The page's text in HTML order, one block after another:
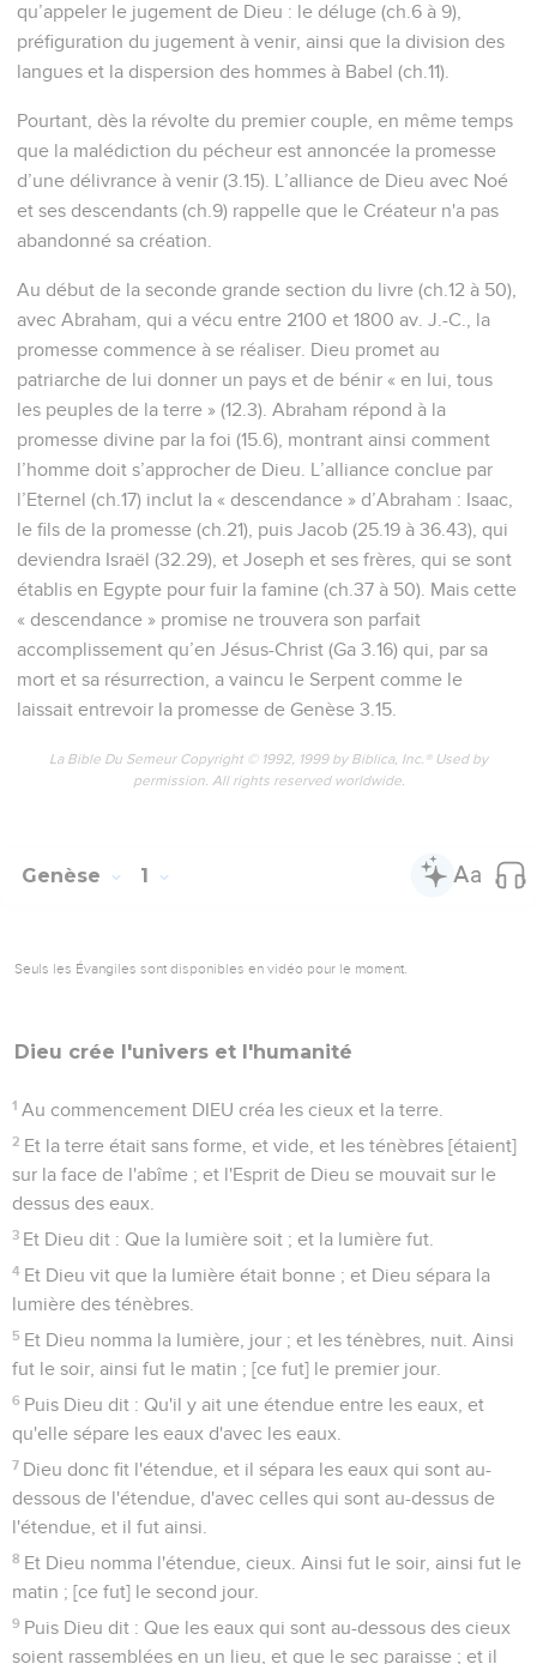
qu’appeler le jugement de Dieu : le déluge (ch.6 à 9),
préfiguration du jugement à venir, ainsi que la division des
langues et la dispersion des hommes à Babel (ch.11).
Pourtant, dès la révolte du premier couple, en même temps
que la malédiction du pécheur est annoncée la promesse
d’une délivrance à venir (3.15). L’alliance de Dieu avec Noé
et ses descendants (ch.9) rappelle que le Créateur n'a pas
abandonné sa création.
Au début de la seconde grande section du livre (ch.12 à 50),
avec Abraham, qui a vécu entre 2100 et 1800 av. J.-C., la
promesse commence à se réaliser. Dieu promet au
patriarche de lui donner un pays et de bénir « en lui, tous
les peuples de la terre » (12.3). Abraham répond à la
promesse divine par la foi (15.6), montrant ainsi comment
l’homme doit s’approcher de Dieu. L’alliance conclue par
l’Eternel (ch.17) inclut la « descendance » d’Abraham : Isaac,
le fils de la promesse (ch.21), puis Jacob (25.19 à 36.43), qui
deviendra Israël (32.29), et Joseph et ses frères, qui se sont
établis en Egypte pour fuir la famine (ch.37 à 50). Mais cette
« descendance » promise ne trouvera son parfait
accomplissement qu’en Jésus-Christ (Ga 3.16) qui, par sa
mort et sa résurrection, a vaincu le Serpent comme le
laissait entrevoir la promesse de Genèse 3.15.
La Bible Du Semeur Copyright © 1992, 1999 by Biblica, Inc.® Used by
permission. All rights reserved worldwide.
Genèse 1
Seuls les Évangiles sont disponibles en vidéo pour le moment.
Dieu crée l'univers et l'humanité
1 Au commencement DIEU créa les cieux et la terre.
2 Et la terre était sans forme, et vide, et les ténèbres [étaient]
sur la face de l'abîme ; et l'Esprit de Dieu se mouvait sur le
dessus des eaux.
3 Et Dieu dit : Que la lumière soit ; et la lumière fut.
4 Et Dieu vit que la lumière était bonne ; et Dieu sépara la
lumière des ténèbres.
5 Et Dieu nomma la lumière, jour ; et les ténèbres, nuit. Ainsi
fut le soir, ainsi fut le matin ; [ce fut] le premier jour.
6 Puis Dieu dit : Qu'il y ait une étendue entre les eaux, et
qu'elle sépare les eaux d'avec les eaux.
7 Dieu donc fit l'étendue, et il sépara les eaux qui sont au-
dessous de l'étendue, d'avec celles qui sont au-dessus de
l'étendue, et il fut ainsi.
8 Et Dieu nomma l'étendue, cieux. Ainsi fut le soir, ainsi fut le
matin ; [ce fut] le second jour.
9 Puis Dieu dit : Que les eaux qui sont au-dessous des cieux
soient rassemblées en un lieu, et que le sec paraisse ; et il